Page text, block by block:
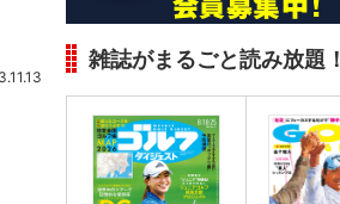
雑誌がまるごと読み放題！